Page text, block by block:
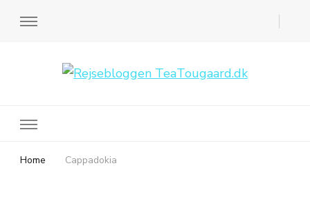
Home Cappadokia